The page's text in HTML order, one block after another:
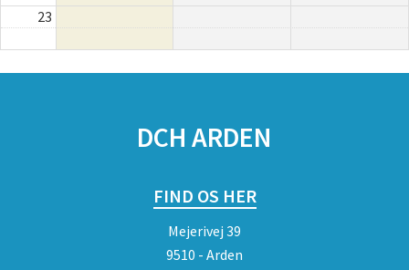
23
DCH ARDEN
FIND OS HER
Mejerivej 39
9510 - Arden